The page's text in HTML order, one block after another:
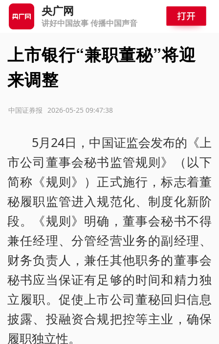
央广网
讲好中国故事 传播中国声音
上市银行“兼职董秘”将迎
来调整
2026-05-25 09:47:38
中国证券报
5月24日，中国证监会发布的《上
市公司董事会秘书监管规则》（以下
简称《规则》）正式施行，标志着董
秘履职监管进入规范化、制度化新阶
段。《规则》明确，董事会秘书不得
兼任经理、分管经营业务的副经理、
财务负责人，兼任其他职务的董事会
秘书应当保证有足够的时间和精力独
立履职。促使上市公司董秘回归信息
披露、投融资合规把控等主业，确保
履职独立性。